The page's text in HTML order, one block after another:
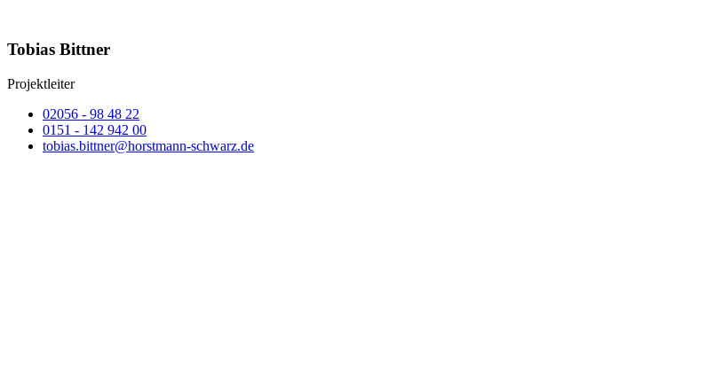
Tobias Bittner
Projektleiter
02056 - 98 48 22
0151 - 142 942 00
tobias.bittner@horstmann-schwarz.de